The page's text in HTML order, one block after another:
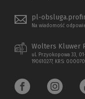
pl-
Na wiadomość
Wolters Kluwer
ul. Przyokopowa 33, 01-
190610277, KRS: